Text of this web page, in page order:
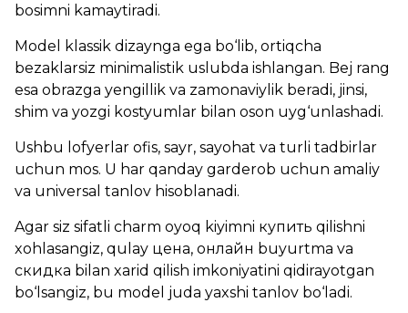
bosimni kamaytiradi.
Model klassik dizaynga ega bo‘lib, ortiqcha
bezaklarsiz minimalistik uslubda ishlangan. Bej rang
esa obrazga yengillik va zamonaviylik beradi, jinsi,
shim va yozgi kostyumlar bilan oson uyg‘unlashadi.
Ushbu lofyerlar ofis, sayr, sayohat va turli tadbirlar
uchun mos. U har qanday garderob uchun amaliy
va universal tanlov hisoblanadi.
Agar siz sifatli charm oyoq kiyimni купить qilishni
xohlasangiz, qulay цена, онлайн buyurtma va
скидка bilan xarid qilish imkoniyatini qidirayotgan
bo‘lsangiz, bu model juda yaxshi tanlov bo‘ladi.